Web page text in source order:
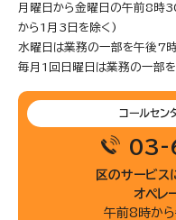
月曜日から金曜日の午前8時
から1月3日を除く)
水曜日は業務の一部を午後7
毎月1回日曜日は業務の一部を
コールセン
03-
区のサービス
オペレ
午前8時か